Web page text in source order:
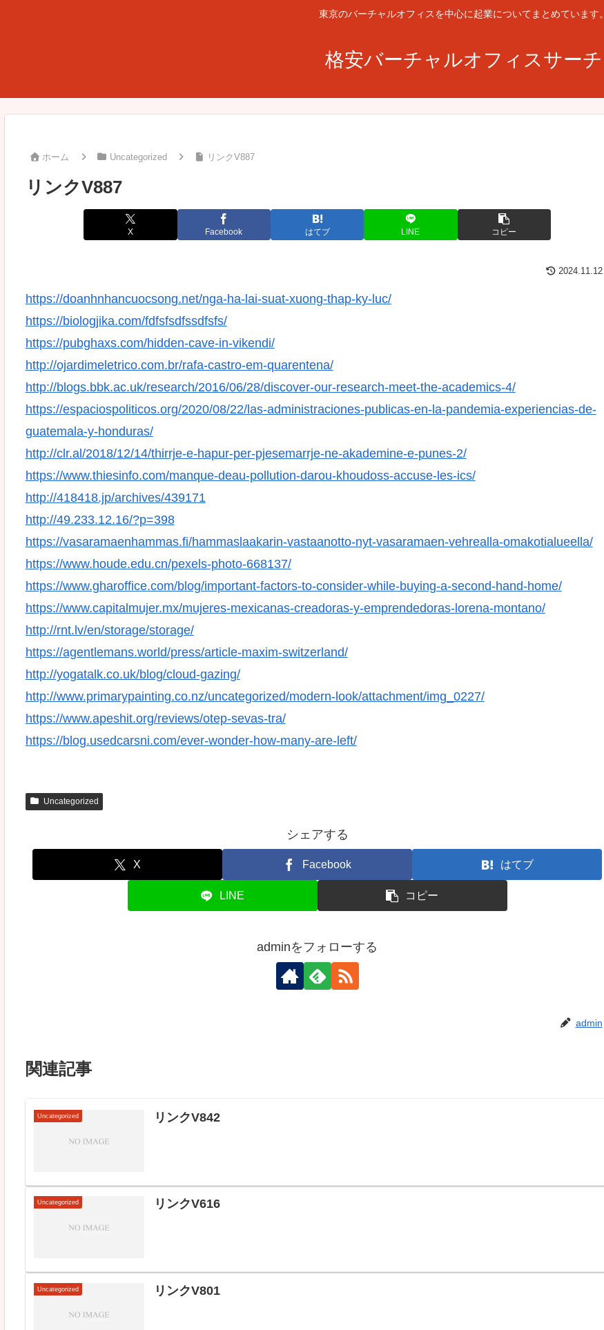
東京のバーチャルオフィスを中心に起業についてまとめています。
格安バーチャルオフィスサーチ
ホーム Uncategorized リンクV887
リンクV887
X Facebook はてブ LINE コピー
2024.11.12
https://doanhnhancuocsong.net/nga-ha-lai-suat-xuong-thap-ky-luc/
https://biologjika.com/fdfsfsdfssdfsfs/
https://pubghaxs.com/hidden-cave-in-vikendi/
http://ojardimeletrico.com.br/rafa-castro-em-quarentena/
http://blogs.bbk.ac.uk/research/2016/06/28/discover-our-research-meet-the-academics-4/
https://espaciospoliticos.org/2020/08/22/las-administraciones-publicas-en-la-pandemia-experiencias-de-
guatemala-y-honduras/
http://clr.al/2018/12/14/thirrje-e-hapur-per-pjesemarrje-ne-akademine-e-punes-2/
https://www.thiesinfo.com/manque-deau-pollution-darou-khoudoss-accuse-les-ics/
http://418418.jp/archives/439171
http://49.233.12.16/?p=398
https://vasaramaenhammas.fi/hammaslaakarin-vastaanotto-nyt-vasaramaen-vehrealla-omakotialueella/
https://www.houde.edu.cn/pexels-photo-668137/
https://www.gharoffice.com/blog/important-factors-to-consider-while-buying-a-second-hand-home/
https://www.capitalmujer.mx/mujeres-mexicanas-creadoras-y-emprendedoras-lorena-montano/
http://rnt.lv/en/storage/storage/
https://agentlemans.world/press/article-maxim-switzerland/
http://yogatalk.co.uk/blog/cloud-gazing/
http://www.primarypainting.co.nz/uncategorized/modern-look/attachment/img_0227/
https://www.apeshit.org/reviews/otep-sevas-tra/
https://blog.usedcarsni.com/ever-wonder-how-many-are-left/
Uncategorized
シェアする
X Facebook はてブ
LINE コピー
adminをフォローする
admin
関連記事
Uncategorized リンクV842
Uncategorized リンクV616
Uncategorized リンクV801